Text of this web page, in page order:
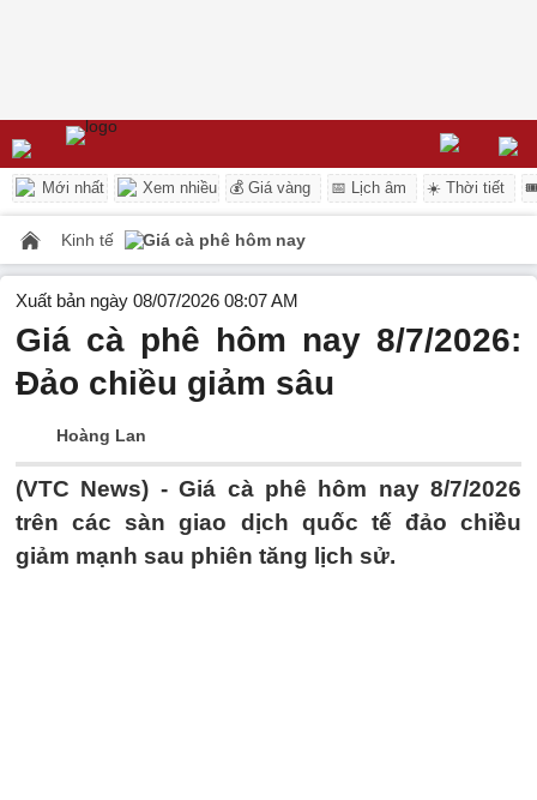
Mới nhất Xem nhiều 💰 Giá vàng 📅 Lịch âm ☀️ Thời tiết
Kinh tế Giá cà phê hôm nay
Xuất bản ngày 08/07/2026 08:07 AM
Giá cà phê hôm nay 8/7/2026:
Đảo chiều giảm sâu
Hoàng Lan
(VTC News) -Giá cà phê hôm nay 8/7/2026
trên các sàn giao dịch quốc tế đảo chiều
giảm mạnh sau phiên tăng lịch sử.